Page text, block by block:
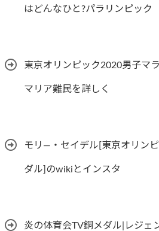
はどんなひと?パラリンピック
東京オリンピック2020男子マ
マリア難民を詳しく
モリ―・セイデル[東京オリン
ダル]のwikiとインスタ
炎の体育会TV銅メダル|レジェ